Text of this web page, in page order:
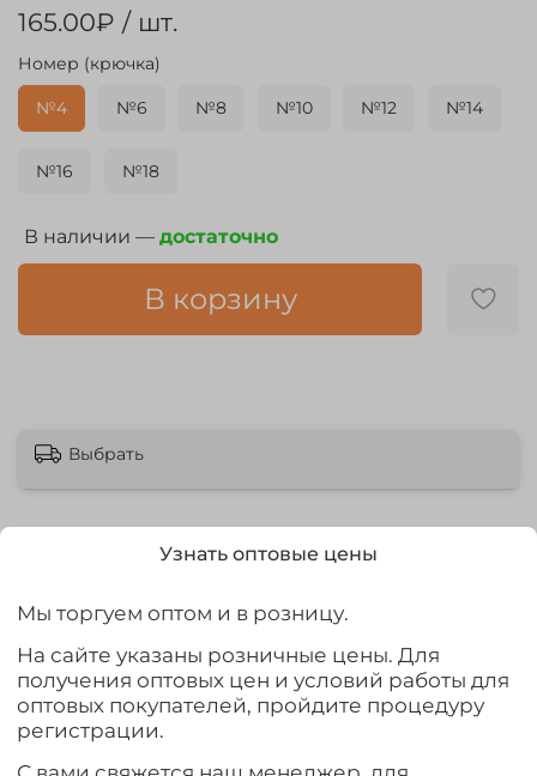
165.00₽ / шт.
В наличии — достаточно
В корзину
Номер (крючка)
№4 №6 №8 №10 №12 №14
№16 №18
Выбрать
Описание
C'ultiva Pin Hook 50922 - пожалуй, одна из самых
востребованных серий крючков для поплавочной
ловли. Изготовленные из тонкой, но прочной
проволоки, крючки наделены следующими
Узнать оптовые цены
Мы торгуем оптом и в розницу.
На сайте указаны розничные цены. Для
получения оптовых цен и условий работы для
оптовых покупателей, пройдите процедуру
регистрации.